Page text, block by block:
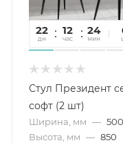
22
дн
12
час
24
мин
Стул Президент
софт (2 шт)
Ширина, мм — 500
Высота, мм — 850